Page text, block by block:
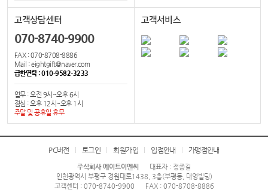
고객상담센터
070-8740-9900
FAX : 070-8708-8886
Mail : eightgift@naver.com
급한연락 : 010-9582-3233
업무 : 오전 9시~오후 6시
점심 : 오후 12시~오후 1시
주말 및 공휴일 휴무
고객서비스
PC버전 로그인 회원가입 입점안내 가맹점안내
주식회사 에이트이엔씨
대표자 : 정종길
인천광역시 부평구 경원대로1438, 3층(부평동, 대영빌딩)
고객센터 : 070-8740-9900
FAX : 070-8708-8886